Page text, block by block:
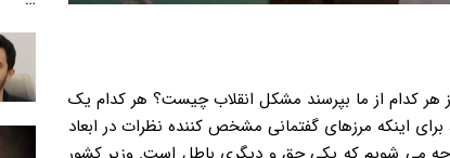
کدام از ما بپرسند مشکل انقلاب چیست؟ هر کدام یک
اینکه مرزهای گفتمانی مشخص کننده نظرات در ابعاد